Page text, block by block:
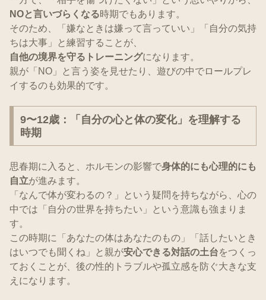
NOと言いづらくなる時期でもあります。
そのため、「嫌なときは嫌って言っていい」「自分の気持
ちは大事」と練習することが、
自他の境界を守るトレーニングになります。
親が「NO」と言う姿を見せたり、遊びの中でロールプレ
イするのも効果的です。
9〜12歳：「自分の心と体の変化」を理解する
時期
思春期に入ると、ホルモンの影響で身体的にも心理的にも
自立が進みます。
「なんで体が変わるの？」という疑問を持ちながら、心の
中では「自分の世界を持ちたい」という意識も強まりま
す。
この時期に「あなたの体はあなたのもの」「話したいとき
はいつでも聞くね」と親が安心できる対話の土台をつくっ
ておくことが、後の性的トラブルや孤立感を防ぐ大きな支
えになります。